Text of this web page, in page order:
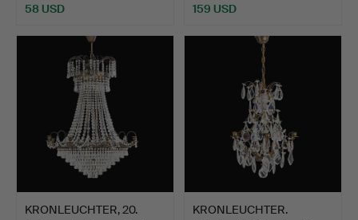
58 USD 159 USD
KRONLEUCHTER, 20.
KRONLEUCHTER.